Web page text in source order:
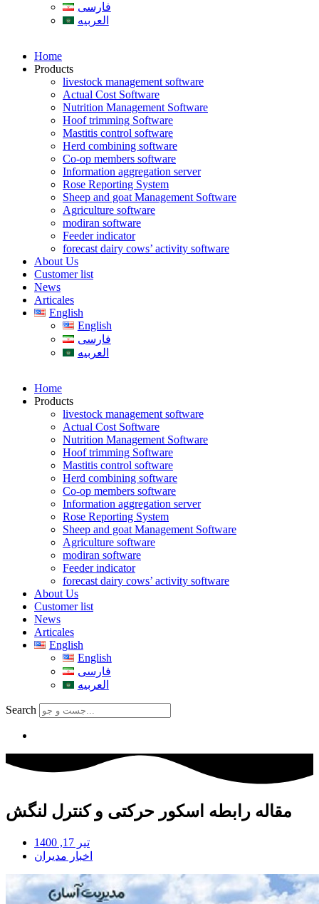
فارسی
العربیه
Home
Products
livestock management software
Actual Cost Software
Nutrition Management Software
Hoof trimming Software
Mastitis control software
Herd combining software
Co-op members software
Information aggregation server
Rose Reporting System
Sheep and goat Management Software
Agriculture software
modiran software
Feeder indicator
forecast dairy cows’ activity software
About Us
Customer list
News
Articales
English
English
فارسی
العربیه
Home
Products
livestock management software
Actual Cost Software
Nutrition Management Software
Hoof trimming Software
Mastitis control software
Herd combining software
Co-op members software
Information aggregation server
Rose Reporting System
Sheep and goat Management Software
Agriculture software
modiran software
Feeder indicator
forecast dairy cows’ activity software
About Us
Customer list
News
Articales
English
English
فارسی
العربیه
Search
مقاله رابطه اسکور حرکتی و کنترل لنگش
تیر 17, 1400
اخبار مديران